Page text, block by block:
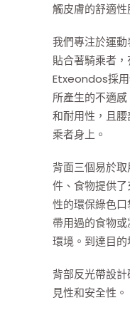
觸皮膚的舒適性
我們專注於運
貼合著騎乘者，
Etxeondos採用
所產生的不適
和耐用性，且
乘者身上。
背面三個易於
件、食物提供
性的環保綠色
帶用過的食物
環境。到達目的
背部反光帶設
見性和安全性。